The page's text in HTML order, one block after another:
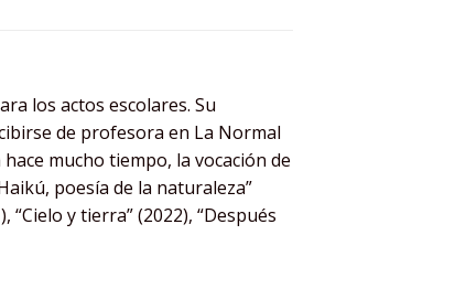
los actos escolares. Su
de profesora en La Normal
mucho tiempo, la vocación de
poesía de la naturaleza”
“Cielo y tierra” (2022), “Después